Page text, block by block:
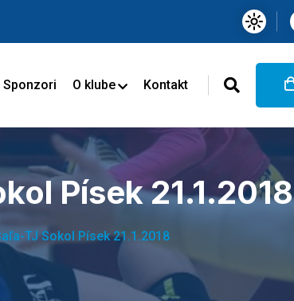
Sponzori O klube Kontakt
Písek 21.1.2018
TJ Sokol Písek 21.1.2018